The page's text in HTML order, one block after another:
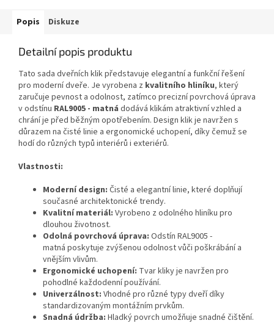
Popis Diskuze
Detailní popis produktu
Tato sada dveřních klik představuje elegantní a funkční řešení
pro moderní dveře. Je vyrobena z kvalitního hliníku, který
zaručuje pevnost a odolnost, zatímco precizní povrchová úprava
v odstínu RAL9005 - matná dodává klikám atraktivní vzhled a
chrání je před běžným opotřebením. Design klik je navržen s
důrazem na čisté linie a ergonomické uchopení, díky čemuž se
hodí do různých typů interiérů i exteriérů.
Vlastnosti:
Moderní design: Čisté a elegantní linie, které doplňují
současné architektonické trendy.
Kvalitní materiál: Vyrobeno z odolného hliníku pro
dlouhou životnost.
Odolná povrchová úprava: Odstín RAL9005 -
matná poskytuje zvýšenou odolnost vůči poškrábání a
vnějším vlivům.
Ergonomické uchopení: Tvar kliky je navržen pro
pohodlné každodenní používání.
Univerzálnost: Vhodné pro různé typy dveří díky
standardizovaným montážním prvkům.
Snadná údržba: Hladký povrch umožňuje snadné čištění.